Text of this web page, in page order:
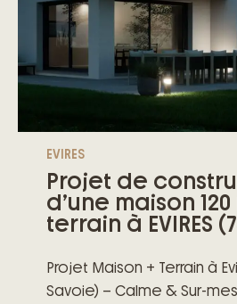
EVIRES
Projet de
d’une maison
terrain à EVIRES
Projet Maison + Terrain à
Savoie) – Calme & Sur-